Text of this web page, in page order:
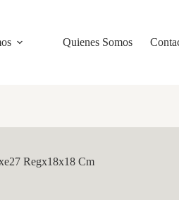
Quienes Somos
Regx18x18 Cm